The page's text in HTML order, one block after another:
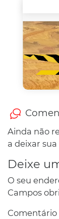
Ainda não
a deixar
Deixe
O seu
Campos
Comentário